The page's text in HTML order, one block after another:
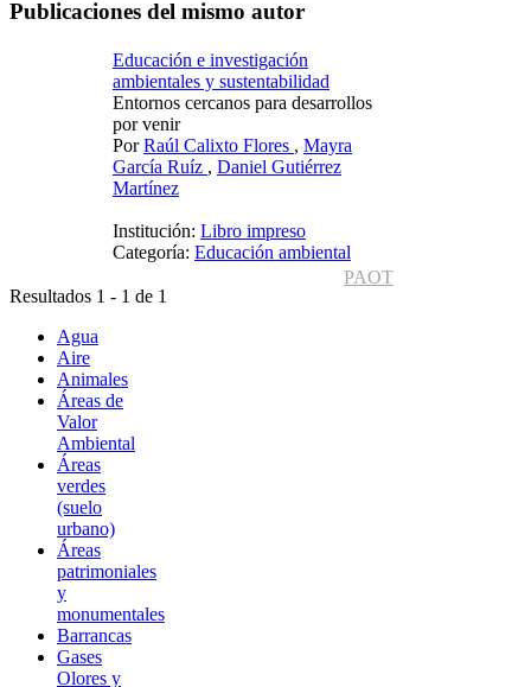
Publicaciones del mismo autor
Educación e investigación
ambientales y sustentabilidad
Entornos cercanos para desarrollos
por venir
PorRaúl Calixto Flores , Mayra
García Ruíz , Daniel Gutiérrez
Martínez
Institución: Libro impreso
Categoría: Educación ambiental
PAOT
Resultados 1 - 1 de 1
Agua
Aire
Animales
Áreas de
Valor
Ambiental
Áreas
verdes
(suelo
urbano)
Áreas
patrimoniales
y
monumentales
Barrancas
Gases
Olores y